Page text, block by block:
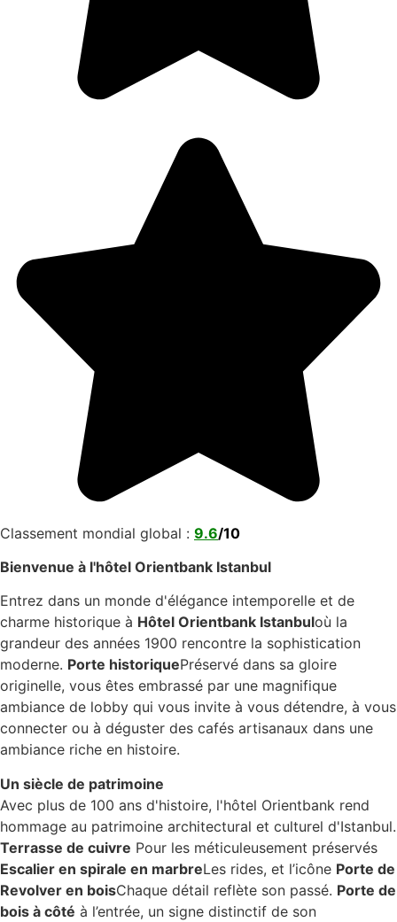
Classement mondial global : 9.6/10
Bienvenue à l'hôtel Orientbank Istanbul
Entrez dans un monde d'élégance intemporelle et de
charme historique à Hôtel Orientbank Istanbuloù la
grandeur des années 1900 rencontre la sophistication
moderne. Porte historiquePréservé dans sa gloire
originelle, vous êtes embrassé par une magnifique
ambiance de lobby qui vous invite à vous détendre, à vous
connecter ou à déguster des cafés artisanaux dans une
ambiance riche en histoire.
Un siècle de patrimoine
Avec plus de 100 ans d'histoire, l'hôtel Orientbank rend
hommage au patrimoine architectural et culturel d'Istanbul.
Terrasse de cuivre Pour les méticuleusement préservés
Escalier en spirale en marbreLes rides, et l’icône Porte de
Revolver en boisChaque détail reflète son passé. Porte de
bois à côté à l’entrée, un signe distinctif de son